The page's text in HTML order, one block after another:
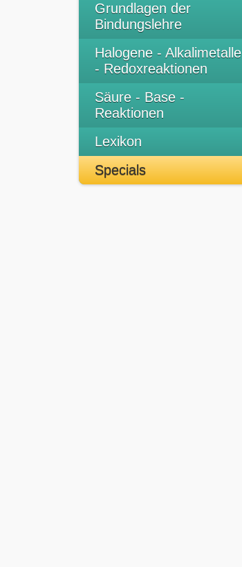
Grundlagen der
Bindungslehre
Halogene - Alkalimetalle
- Redoxreaktionen
Säure - Base -
Reaktionen
Lexikon
Specials